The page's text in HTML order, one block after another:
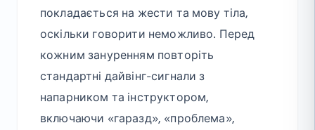
покладається на жести та мову тіла,
оскільки говорити неможливо. Перед
кожним зануренням повторіть
стандартні дайвінг-сигнали з
напарником та інструктором,
включаючи «гаразд», «проблема»,